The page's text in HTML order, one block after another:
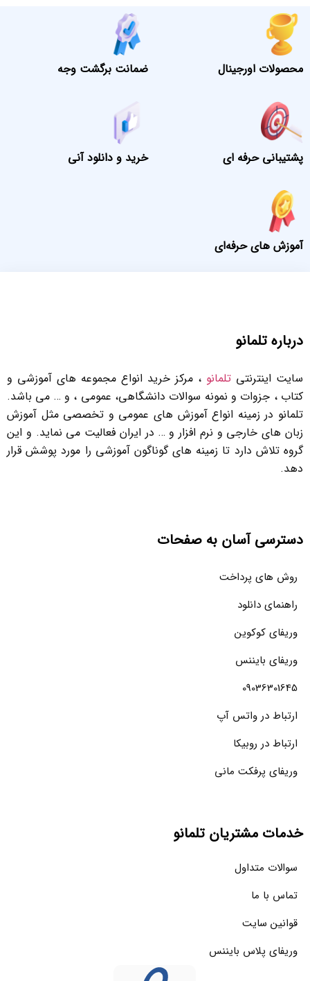
محصولات اورجینال ضمانت برگشت وجه
پشتیبانی حرفه ای خرید و دانلود آنی
آموزش های حرفه‌ای
درباره تلمانو
سایت اینترنتی تلمانو ، مرکز خرید انواع مجموعه های آموزشی و
کتاب ، جزوات و نمونه سوالات دانشگاهی، عمومی ، و … می باشد.
تلمانو در زمینه انواع آموزش های عمومی و تخصصی مثل آموزش
زبان های خارجی و نرم افزار و … در ایران فعالیت می نماید. و این
گروه تلاش دارد تا زمینه های گوناگون آموزشی را مورد پوشش قرار
دهد.
دسترسی آسان به صفحات
روش های پرداخت
راهنمای دانلود
وریفای کوکوین
وریفای بایننس
09036301645
ارتباط در واتس آپ
ارتباط در روبیکا
وریفای پرفکت مانی
خدمات مشتریان تلمانو
سوالات متداول
تماس با ما
قوانین سایت
وریفای پلاس بایننس